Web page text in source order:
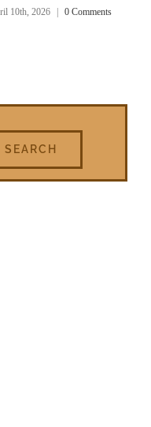
10th, 2026 | 0 Comments
SEARCH